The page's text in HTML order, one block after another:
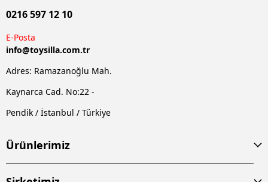
0216 597 12 10
E-Posta
info@toysilla.com.tr
Adres: Ramazanoğlu Mah.
Kaynarca Cad. No:22 -
Pendik / İstanbul / Türkiye
Ürünlerimiz